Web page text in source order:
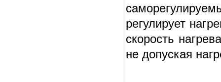
регулирует
скорость
не допуская